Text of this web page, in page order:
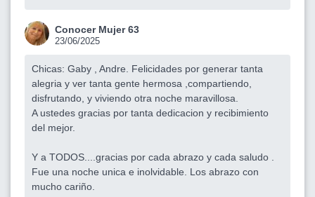
Conocer Mujer 63
23/06/2025
Chicas: Gaby , Andre. Felicidades por generar tanta
alegria y ver tanta gente hermosa ,compartiendo,
disfrutando, y viviendo otra noche maravillosa.
A ustedes gracias por tanta dedicacion y recibimiento
del mejor.
Y a TODOS....gracias por cada abrazo y cada saludo .
Fue una noche unica e inolvidable. Los abrazo con
mucho cariño.